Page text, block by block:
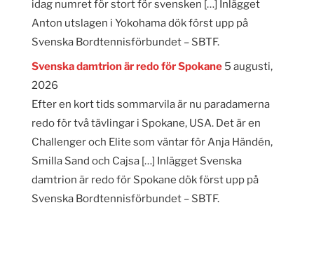
idag numret för stort för svensken […] Inlägget
Anton utslagen i Yokohama dök först upp på
Svenska Bordtennisförbundet – SBTF.
Svenska damtrion är redo för Spokane 5 augusti,
2026
Efter en kort tids sommarvila är nu paradamerna
redo för två tävlingar i Spokane, USA. Det är en
Challenger och Elite som väntar för Anja Händén,
Smilla Sand och Cajsa […] Inlägget Svenska
damtrion är redo för Spokane dök först upp på
Svenska Bordtennisförbundet – SBTF.